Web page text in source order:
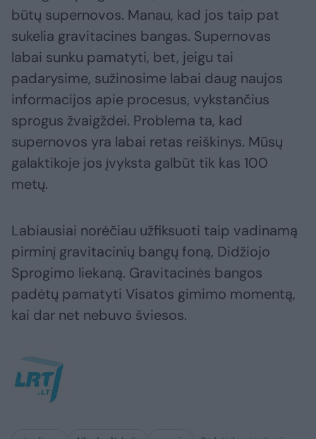
būtų supernovos. Manau, kad jos taip pat
sukelia gravitacines bangas. Supernovas
labai sunku pamatyti, bet, jeigu tai
padarysime, sužinosime labai daug naujos
informacijos apie procesus, vykstančius
sprogus žvaigždei. Problema ta, kad
supernovos yra labai retas reiškinys. Mūsų
galaktikoje jos įvyksta galbūt tik kas 100
metų.
Labiausiai norėčiau užfiksuoti taip vadinamą
pirminį gravitacinių bangų foną, Didžiojo
Sprogimo liekaną. Gravitacinės bangos
padėtų pamatyti Visatos gimimo momentą,
kai dar net nebuvo šviesos.